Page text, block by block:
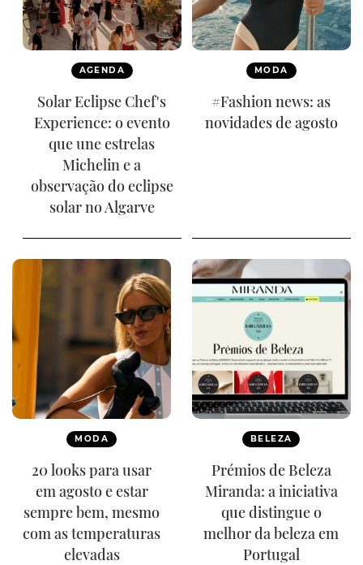
AGENDA
Solar Eclipse Chef's
Experience: o evento
que une estrelas
Michelin e a
observação do eclipse
solar no Algarve
MODA
#Fashion news: as
novidades de agosto
MODA
20 looks para usar
em agosto e estar
sempre bem, mesmo
com as temperaturas
elevadas
BELEZA
Prémios de Beleza
Miranda: a iniciativa
que distingue o
melhor da beleza em
Portugal